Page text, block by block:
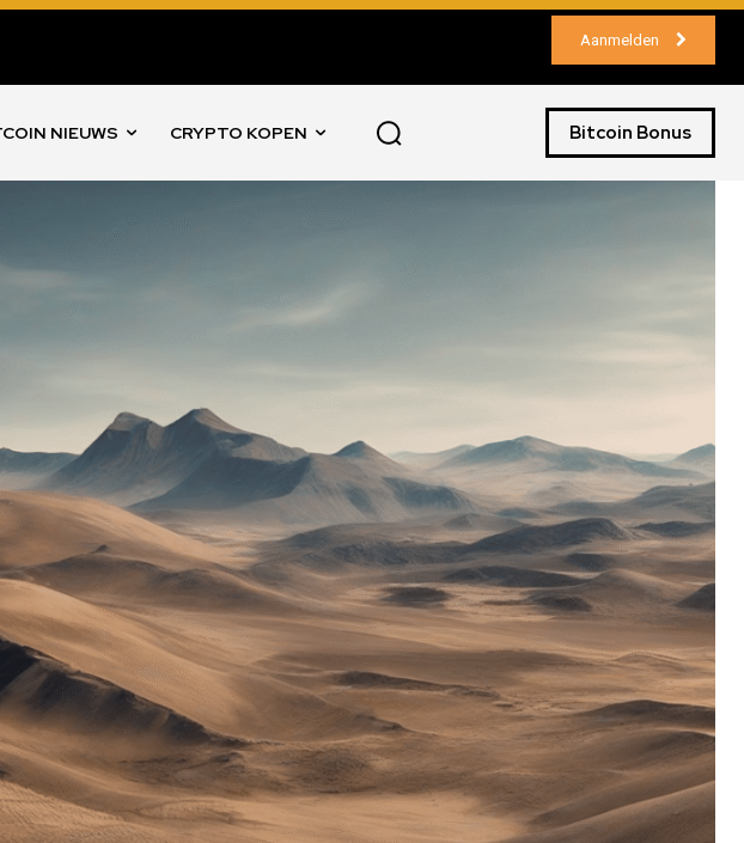
Aanmelden
NIEUWS CRYPTO KOPEN Bitcoin Bonus